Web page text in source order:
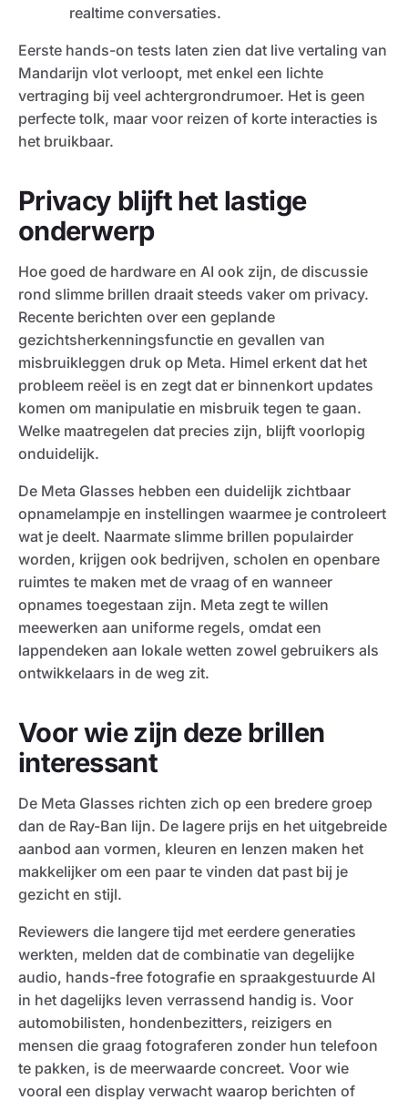
realtime conversaties.
Eerste hands-on tests laten zien dat live vertaling van
Mandarijn vlot verloopt, met enkel een lichte
vertraging bij veel achtergrondrumoer. Het is geen
perfecte tolk, maar voor reizen of korte interacties is
het bruikbaar.
Privacy blijft het lastige
onderwerp
Hoe goed de hardware en AI ook zijn, de discussie
rond slimme brillen draait steeds vaker om privacy.
Recente berichten over een geplande
gezichtsherkenningsfunctie en gevallen van
misbruikleggen druk op Meta. Himel erkent dat het
probleem reëel is en zegt dat er binnenkort updates
komen om manipulatie en misbruik tegen te gaan.
Welke maatregelen dat precies zijn, blijft voorlopig
onduidelijk.
De Meta Glasses hebben een duidelijk zichtbaar
opnamelampje en instellingen waarmee je controleert
wat je deelt. Naarmate slimme brillen populairder
worden, krijgen ook bedrijven, scholen en openbare
ruimtes te maken met de vraag of en wanneer
opnames toegestaan zijn. Meta zegt te willen
meewerken aan uniforme regels, omdat een
lappendeken aan lokale wetten zowel gebruikers als
ontwikkelaars in de weg zit.
Voor wie zijn deze brillen
interessant
De Meta Glasses richten zich op een bredere groep
dan de Ray-Ban lijn. De lagere prijs en het uitgebreide
aanbod aan vormen, kleuren en lenzen maken het
makkelijker om een paar te vinden dat past bij je
gezicht en stijl.
Reviewers die langere tijd met eerdere generaties
werkten, melden dat de combinatie van degelijke
audio, hands-free fotografie en spraakgestuurde AI
in het dagelijks leven verrassend handig is. Voor
automobilisten, hondenbezitters, reizigers en
mensen die graag fotograferen zonder hun telefoon
te pakken, is de meerwaarde concreet. Voor wie
vooral een display verwacht waarop berichten of